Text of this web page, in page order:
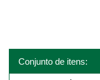
Conjunto de itens: